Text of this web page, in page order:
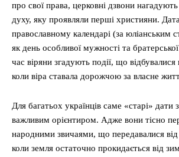
про свої права, церковні дзвони
духу, яку проявляли перші християни.
православному календарі (за юліанським
як день особливої мужності та
час віряни згадують події, що відбувалися
коли віра ставала дорожчою за власне
Для багатьох українців саме «старі» дати
важливим орієнтиром. Адже вони тісно
народними звичаями, що передавалися
коли земля остаточно прокидається від